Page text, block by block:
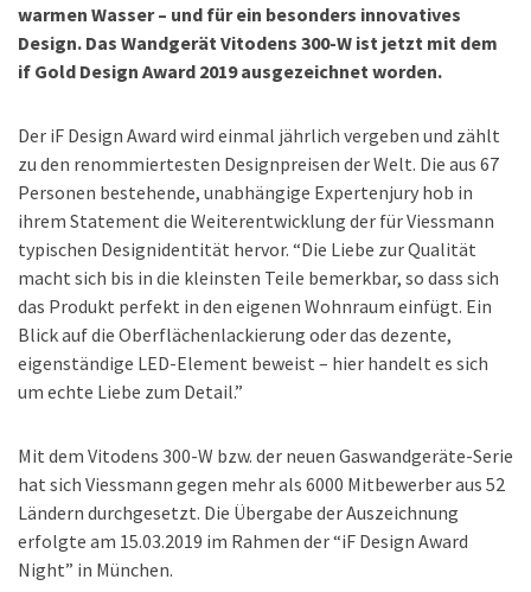
warmen Wasser – und für ein besonders innovatives
Design. Das Wandgerät Vitodens 300-W ist jetzt mit dem
if Gold Design Award 2019 ausgezeichnet worden.
Der iF Design Award wird einmal jährlich vergeben und zählt
zu den renommiertesten Designpreisen der Welt. Die aus 67
Personen bestehende, unabhängige Expertenjury hob in
ihrem Statement die Weiterentwicklung der für Viessmann
typischen Designidentität hervor. “Die Liebe zur Qualität
macht sich bis in die kleinsten Teile bemerkbar, so dass sich
das Produkt perfekt in den eigenen Wohnraum einfügt. Ein
Blick auf die Oberflächenlackierung oder das dezente,
eigenständige LED-Element beweist – hier handelt es sich
um echte Liebe zum Detail.”
Mit dem Vitodens 300-W bzw. der neuen Gaswandgeräte-Serie
hat sich Viessmann gegen mehr als 6000 Mitbewerber aus 52
Ländern durchgesetzt. Die Übergabe der Auszeichnung
erfolgte am 15.03.2019 im Rahmen der “iF Design Award
Night” in München.